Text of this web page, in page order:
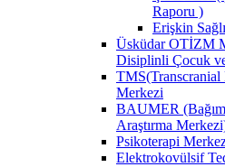
Raporu )
Erişkin
Üsküdar OTİZM
Disiplinli Çocuk
Merkezi
BAUMER
Araştırma
Psikoterapi
Elektrokovülsif